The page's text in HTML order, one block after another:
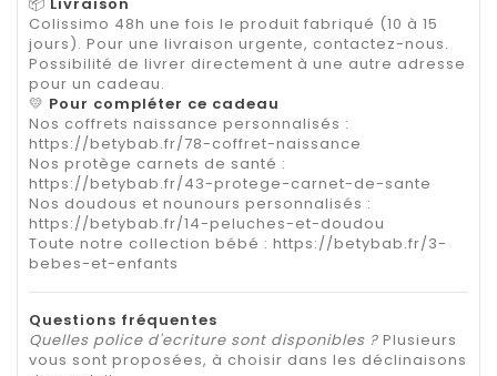
📦 Livraison
Colissimo 48h une fois le produit fabriqué (10 à 15
jours). Pour une livraison urgente, contactez-nous.
Possibilité de livrer directement à une autre adresse
pour un cadeau.
💛 Pour compléter ce cadeau
Nos coffrets naissance personnalisés :
https://betybab.fr/78-coffret-naissance
Nos protège carnets de santé :
https://betybab.fr/43-protege-carnet-de-sante
Nos doudous et nounours personnalisés :
https://betybab.fr/14-peluches-et-doudou
Toute notre collection bébé : https://betybab.fr/3-
bebes-et-enfants
Questions fréquentes
Quelles police d'ecriture sont disponibles ? Plusieurs
vous sont proposées, à choisir dans les déclinaisons